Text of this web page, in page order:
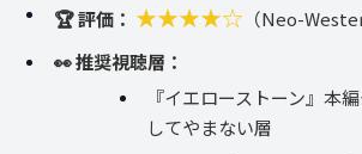
🏆 評価： ★★★★☆ （Neo-
👀 推奨視聴層：
『イエローストーン』本
してやまない層